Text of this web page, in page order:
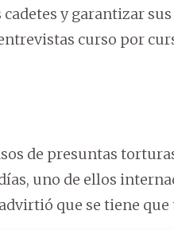
y garantizar
curso por
de presuntas
uno de ellos
que se tiene